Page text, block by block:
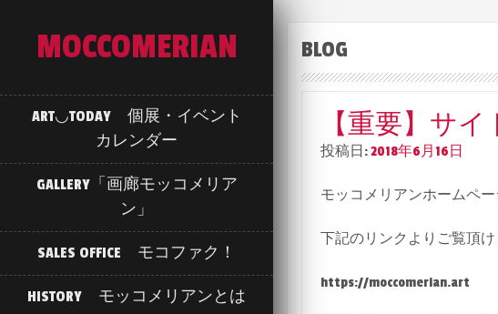
MOCCOMERIAN
ART◡TODAY 個展・イベント
カレンダー
GALLERY「画廊モッコメリア
ン」
SALES OFFICE モコファク！
HISTORY モッコメリアンとは
BLOG
【重要】サ
投稿日:2018年6月16日
モッコメリアンホームペ
下記のリンクよりご覧頂
https://moccomerian.art